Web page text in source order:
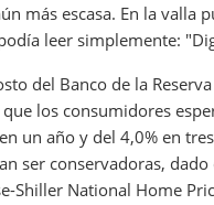
más escasa. En la valla
leer simplemente:
del Banco de la
los consumidores
un año y del 4,0% en
ser conservadoras,
Shiller National Home